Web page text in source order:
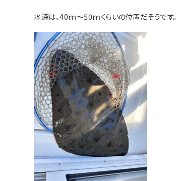
水深は、40ｍ～50ｍくらいの位置だそうです。